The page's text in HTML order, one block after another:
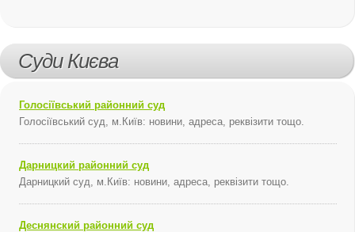
Суди Києва
Голосіївський районний суд
Голосіївський суд, м.Київ: новини, адреса, реквізити тощо.
Дарницкий районний суд
Дарницкий суд, м.Київ: новини, адреса, реквізити тощо.
Деснянский районний суд